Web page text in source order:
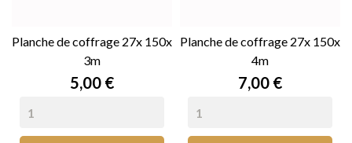
Planche de coffrage 27x 150x
3m
Prix
5,00 €
Planche de coffrage 27x 150x
4m
Prix
7,00 €